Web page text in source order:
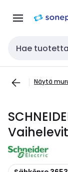
navigointiin
Haku
Näytä
Kopioi